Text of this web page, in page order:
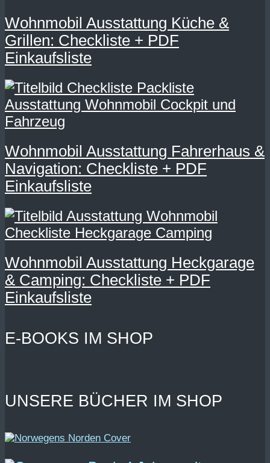
Wohnmobil Ausstattung Küche &
Grillen: Checkliste + PDF
Einkaufsliste
Wohnmobil Ausstattung Fahrerhaus &
Navigation: Checkliste + PDF
Einkaufsliste
Wohnmobil Ausstattung Heckgarage
& Camping: Checkliste + PDF
Einkaufsliste
E-BOOKS IM SHOP
UNSERE BÜCHER IM SHOP